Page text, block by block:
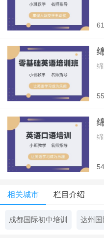
相关城市 栏目介绍
成都国际初中培训 达州国